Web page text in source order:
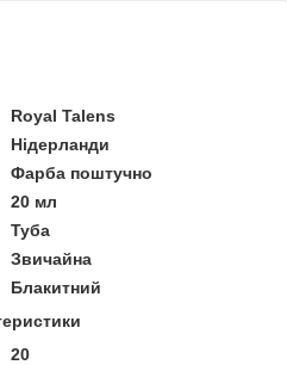
Royal Talens
Нідерланди
Фарба поштучно
20 мл
Туба
Звичайна
Блакитний
20